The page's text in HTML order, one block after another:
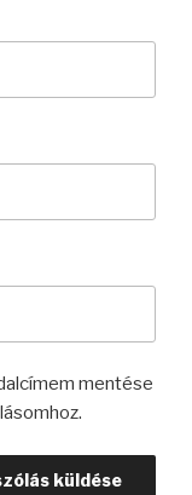
mentése